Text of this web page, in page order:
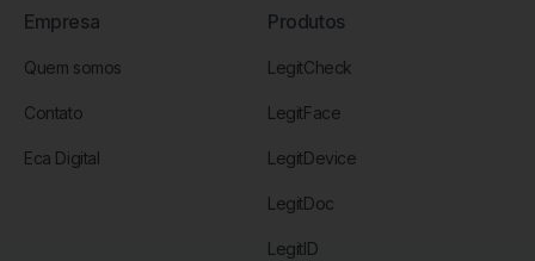
Empresa
Quem somos
Contato
Eca Digital
Produtos
LegitCheck
LegitFace
LegitDevice
LegitDoc
LegitID